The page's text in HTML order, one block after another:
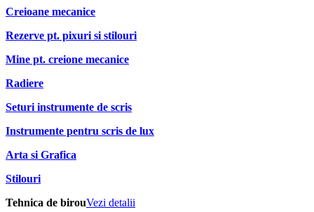
Creioane mecanice
Rezerve pt. pixuri si stilouri
Mine pt. creione mecanice
Radiere
Seturi instrumente de scris
Instrumente pentru scris de lux
Arta si Grafica
Stilouri
Tehnica de birouVezi detalii